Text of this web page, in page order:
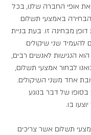
אופי החברה שלנו, בכל
באמצעי תשלום
מבחינה זו. בעת בניית
להעמיד שני שיקולים
הנגישות לאנשים רבים,
לבחור אמצעי תשלום,
אחד משני השיקולים.
בסופו של דבר בנוגע
בו.
תשלום אשר צריכים